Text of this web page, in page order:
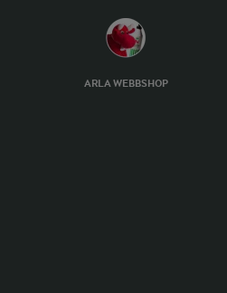
ARLA WEBBSHOP